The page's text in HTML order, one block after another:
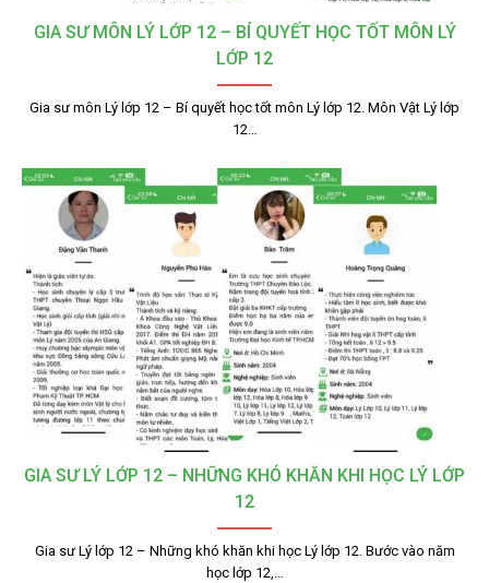
GIA SƯ MÔN LÝ LỚP 12 – BÍ QUYẾT HỌC TỐT MÔN LÝ
LỚP 12
Gia sư môn Lý lớp 12 – Bí quyết học tốt môn Lý lớp 12. Môn Vật Lý lớp
12…
GIA SƯ LÝ LỚP 12 – NHỮNG KHÓ KHĂN KHI HỌC LÝ LỚP
12
Gia sư Lý lớp 12 – Những khó khăn khi học Lý lớp 12. Bước vào năm
học lớp 12,…